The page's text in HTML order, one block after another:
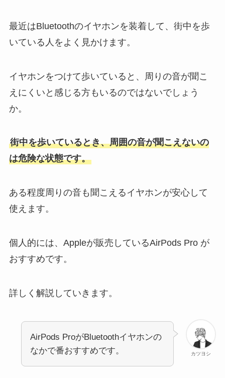
最近はBluetoothのイヤホンを装着して、街中を歩
いている人をよく見かけます。
イヤホンをつけて歩いていると、周りの音が聞こ
えにくいと感じる方もいるのではないでしょう
か。
街中を歩いているとき、周囲の音が聞こえないの
は危険な状態です。
ある程度周りの音も聞こえるイヤホンが安心して
使えます。
個人的には、Appleが販売しているAirPods Pro が
おすすめです。
詳しく解説していきます。
カツヨシ
AirPods ProがBluetoothイヤホンの
なかで番おすすめです。